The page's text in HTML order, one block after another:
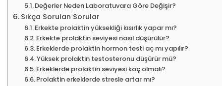
Değerler Neden Laboratuvara Göre Değişir?
Sıkça Sorulan Sorular
Erkekte prolaktin yüksekliği kısırlık yapar mı?
Erkekte prolaktin seviyesi nasıl düşürülür?
Erkeklerde prolaktin hormon testi aç mı yapılır?
Yüksek prolaktin testosteronu düşürür mü?
Erkeklerde prolaktin seviyesi kaç olmalı?
Prolaktin erkeklerde stresle artar mı?